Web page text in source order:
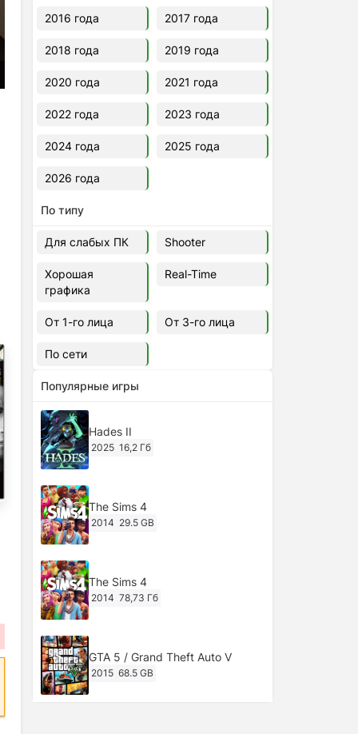
2016 года 2017 года
2018 года 2019 года
2020 года 2021 года
2022 года 2023 года
2024 года 2025 года
2026 года
По типу
Для слабых ПК Shooter
Хорошая
графика
Real-Time
От 1-го лица От 3-го лица
По сети
Популярные игры
Hades II
2025 16,2 Гб
The Sims 4
2014 29.5 GB
The Sims 4
2014 78,73 Гб
GTA 5 / Grand Theft Auto V
2015 68.5 GB